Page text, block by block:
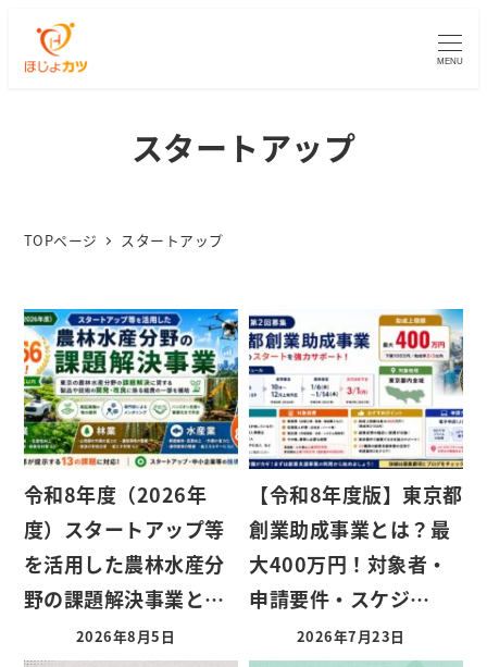
MENU
スタートアップ
TOPページ スタートアップ
令和8年度（2026年
度）スタートアップ等
を活用した農林水産分
野の課題解決事業と…
2026年8月5日
【令和8年度版】東京都
創業助成事業とは？最
大400万円！対象者・
申請要件・スケジ…
2026年7月23日